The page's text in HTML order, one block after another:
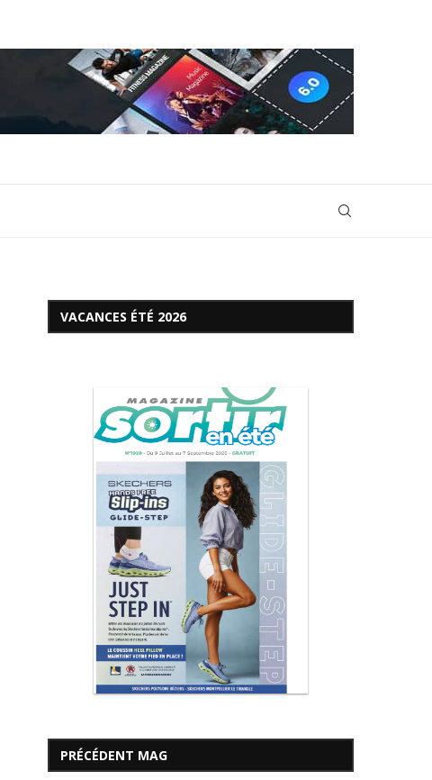
VACANCES ÉTÉ 2026
PRÉCÉDENT MAG